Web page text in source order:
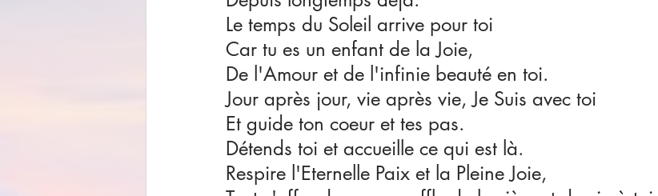
Le temps du Soleil arrive pour toi
Car tu es un enfant de la Joie,
De l'Amour et de l'infinie beauté en toi.
Jour après jour, vie après vie, Je Suis avec toi
Et guide ton coeur et tes pas.
Détends toi et accueille ce qui est là.
Respire l'Eternelle Paix et la Pleine Joie,